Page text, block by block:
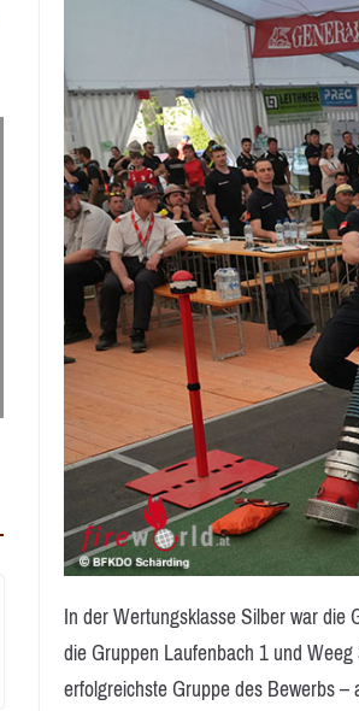
In der Wertungsklasse Silber war
die Gruppen Laufenbach 1 und
erfolgreichste Gruppe des Bewerbs